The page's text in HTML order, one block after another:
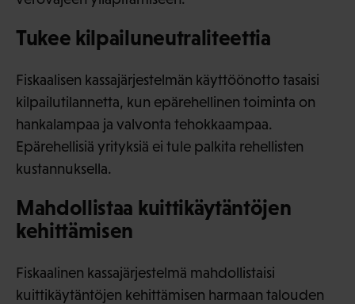
Tukee kilpailuneutraliteettia
Fiskaalisen kassajärjestelmän käyttöönotto tasaisi
kilpailutilannetta, kun epärehellinen toiminta on
hankalampaa ja valvonta tehokkaampaa.
Epärehellisiä yrityksiä ei tule palkita rehellisten
kustannuksella.
Mahdollistaa kuittikäytäntöjen
kehittämisen
Fiskaalinen kassajärjestelmä mahdollistaisi
kuittikäytäntöjen kehittämisen harmaan talouden